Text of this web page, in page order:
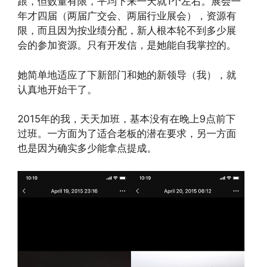
年才四届（两届广交会、两届行业展会），资源有
限，而且因为按业绩分配，新人根本轮不到多少展
会的参加资源。只有开发信，是她能自我掌控的。
她简单地适应了下新部门和她的新领导（我），就
认真地开始干了。
2015年的我，天天加班，基本没有在晚上9点前下
过班。一方面为了适合老板的潜在要求，另一方面
也是因为确实多少能拿点提成。